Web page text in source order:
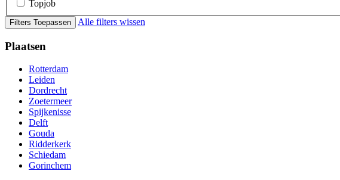
Topjob
Filters Toepassen Alle filters wissen
Plaatsen
Rotterdam
Leiden
Dordrecht
Zoetermeer
Spijkenisse
Delft
Gouda
Ridderkerk
Schiedam
Gorinchem